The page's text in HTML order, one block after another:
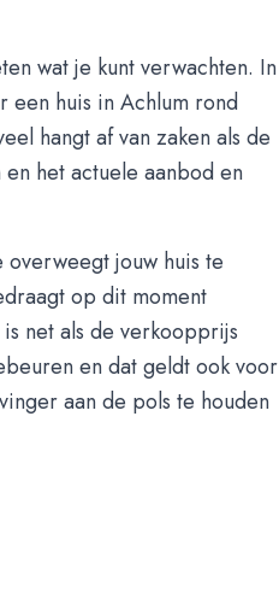
wat je kunt verwachten. In
een huis in Achlum rond
hangt af van zaken als de
het actuele aanbod en
jouw huis te
op dit moment
net als de verkoopprijs
en dat geldt ook voor
aan de pols te houden